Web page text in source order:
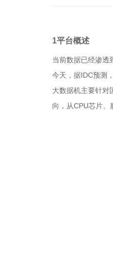
1平台概述
当前数据已经渗透
今天，据IDC预测
大数据机主要针对
向，从CPU芯片、